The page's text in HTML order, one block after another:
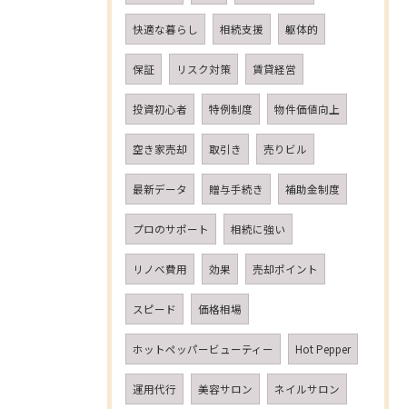
快適な暮らし 相続支援 躯体的
保証 リスク対策 賃貸経営
投資初心者 特例制度 物件価値向上
空き家売却 取引き 売りビル
最新データ 贈与手続き 補助金制度
プロのサポート 相続に強い
リノベ費用 効果 売却ポイント
スピード 価格相場
ホットペッパービューティー Hot Pepper
運用代行 美容サロン ネイルサロン